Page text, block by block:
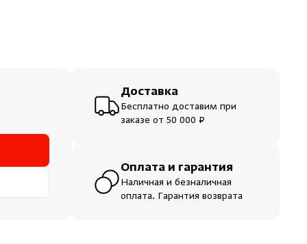
Доставка
Бесплатно доставим при
заказе от 50 000 ₽
Оплата и гарантия
Наличная и безналичная
оплата. Гарантия возврата